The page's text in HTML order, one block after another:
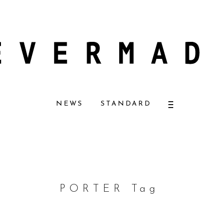
【エバーメイドショップ】
NEWS STANDARD
PORTER Tag